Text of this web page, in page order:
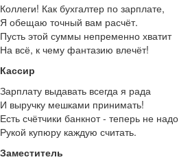
Коллеги! Как бухгалтер по зарплате,
Я обещаю точный вам расчёт.
Пусть этой суммы непременно хватит
На всё, к чему фантазию влечёт!
Кассир
Зарплату выдавать всегда я рада
И выручку мешками принимать!
Есть счётчики банкнот - теперь не надо
Рукой купюру каждую считать.
Заместитель